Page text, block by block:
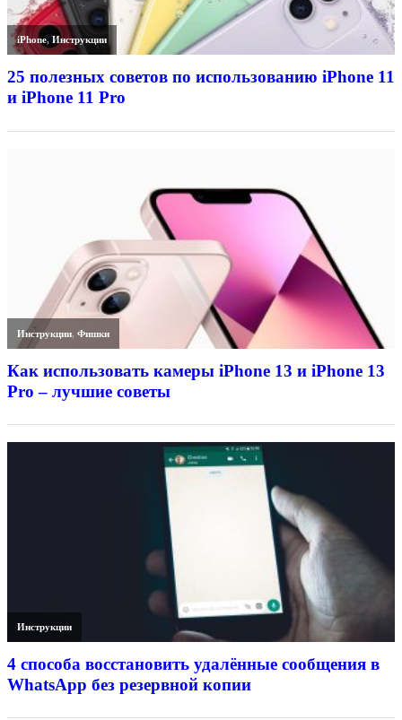
iPhone,Инструкции
25 полезных советов по использованию iPhone 11
и iPhone 11 Pro
Инструкции,Фишки
Как использовать камеры iPhone 13 и iPhone 13
Pro – лучшие советы
Инструкции
4 способа восстановить удалённые сообщения в
WhatsApp без резервной копии